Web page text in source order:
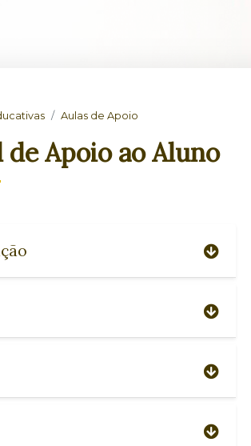
Aulas de Apoio
Apoio ao Aluno